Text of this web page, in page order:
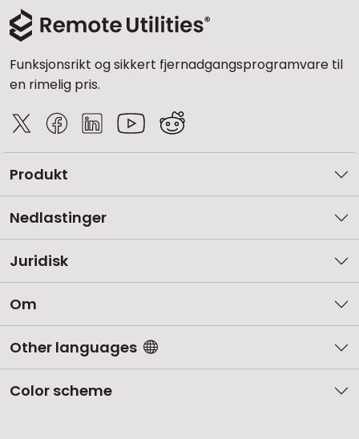
Funksjonsrikt og sikkert fjernadgangsprogramvare til
en rimelig pris.
Produkt
Nedlastinger
Juridisk
Om
Other languages
Color scheme